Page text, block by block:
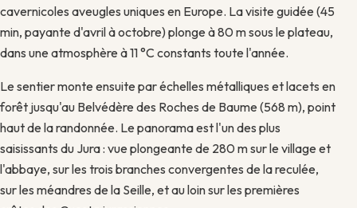
cavernicoles aveugles uniques en Europe. La visite guidée (45
min, payante d'avril à octobre) plonge à 80 m sous le plateau,
dans une atmosphère à 11 °C constants toute l'année.
Le sentier monte ensuite par échelles métalliques et lacets en
forêt jusqu'au Belvédère des Roches de Baume (568 m), point
haut de la randonnée. Le panorama est l'un des plus
saisissants du Jura : vue plongeante de 280 m sur le village et
l'abbaye, sur les trois branches convergentes de la reculée,
sur les méandres de la Seille, et au loin sur les premières